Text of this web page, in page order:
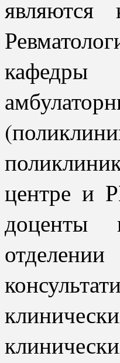
кафедры
центре и
доценты